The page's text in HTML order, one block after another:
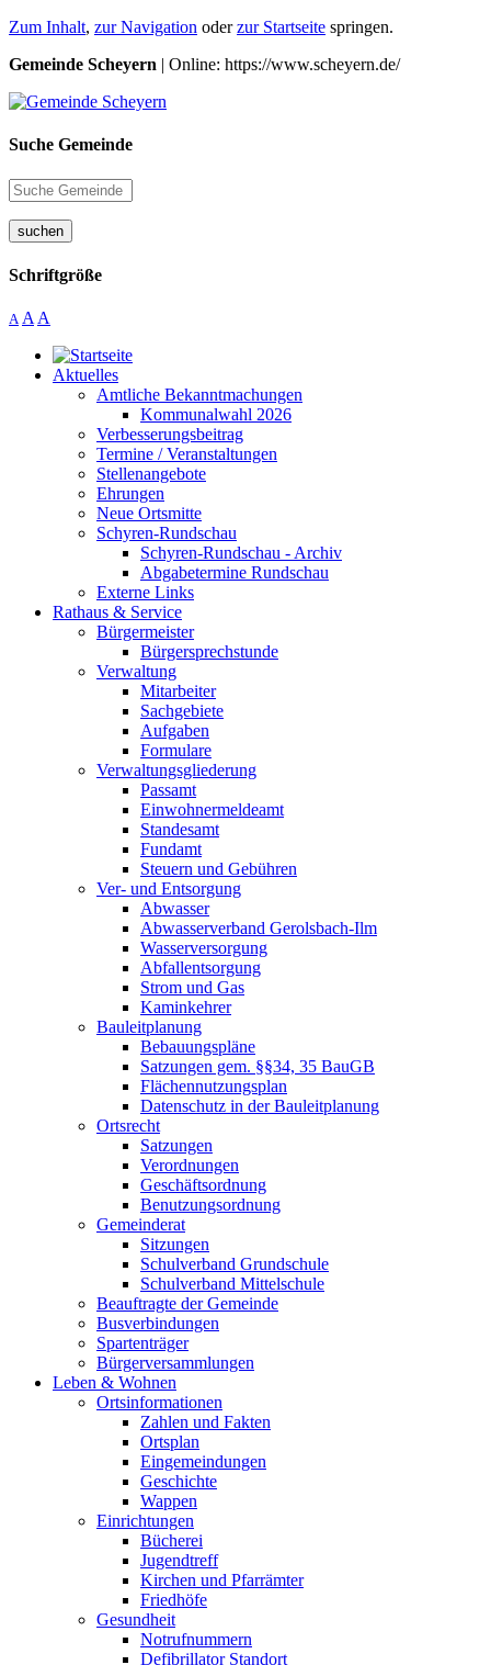
Zum Inhalt, zur Navigation oderzur Startseite springen.
Gemeinde Scheyern | Online: https://www.scheyern.de/
Suche Gemeinde
suchen
Schriftgröße
A A A
Aktuelles
Amtliche Bekanntmachungen
Kommunalwahl 2026
Verbesserungsbeitrag
Termine / Veranstaltungen
Stellenangebote
Ehrungen
Neue Ortsmitte
Schyren-Rundschau
Schyren-Rundschau - Archiv
Abgabetermine Rundschau
Externe Links
Rathaus & Service
Bürgermeister
Bürgersprechstunde
Verwaltung
Mitarbeiter
Sachgebiete
Aufgaben
Formulare
Verwaltungsgliederung
Passamt
Einwohnermeldeamt
Standesamt
Fundamt
Steuern und Gebühren
Ver- und Entsorgung
Abwasser
Abwasserverband Gerolsbach-Ilm
Wasserversorgung
Abfallentsorgung
Strom und Gas
Kaminkehrer
Bauleitplanung
Bebauungspläne
Satzungen gem. §§34, 35 BauGB
Flächennutzungsplan
Datenschutz in der Bauleitplanung
Ortsrecht
Satzungen
Verordnungen
Geschäftsordnung
Benutzungsordnung
Gemeinderat
Sitzungen
Schulverband Grundschule
Schulverband Mittelschule
Beauftragte der Gemeinde
Busverbindungen
Spartenträger
Bürgerversammlungen
Leben & Wohnen
Ortsinformationen
Zahlen und Fakten
Ortsplan
Eingemeindungen
Geschichte
Wappen
Einrichtungen
Bücherei
Jugendtreff
Kirchen und Pfarrämter
Friedhöfe
Gesundheit
Notrufnummern
Defibrillator Standort